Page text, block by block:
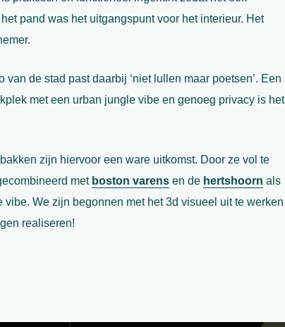
pand was het uitgangspunt voor het interieur. Het
de stad past daarbij ‘niet lullen maar poetsen’. Een
met een urban jungle vibe en genoeg privacy is het
zijn hiervoor een ware uitkomst. Door ze vol te
met boston varens en de hertshoorn als
We zijn begonnen met het 3d visueel uit te werken
realiseren!